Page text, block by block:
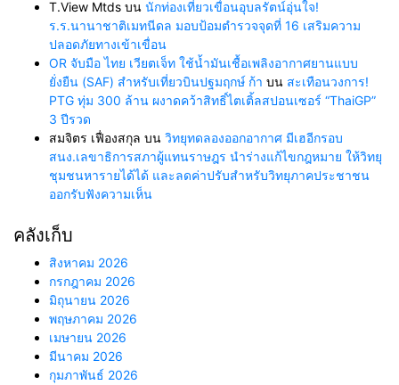
T.View Mtds บน นักท่องเที่ยวเขื่อนอุบลรัตน์อุ่นใจ!
ร.ร.นานาชาติเมทนีดล มอบป้อมตำรวจจุดที่ 16 เสริมความ
ปลอดภัยทางเข้าเขื่อน
OR จับมือ ไทย เวียตเจ็ท ใช้น้ำมันเชื้อเพลิงอากาศยานแบบ
ยั่งยืน (SAF) สำหรับเที่ยวบินปฐมฤกษ์ ก้า บน สะเทือนวงการ!
PTG ทุ่ม 300 ล้าน ผงาดคว้าสิทธิ์ไตเติ้ลสปอนเซอร์ “ThaiGP”
3 ปีรวด
สมจิตร เฟื่องสกุล บน วิทยุทดลองออกอากาศ มีเฮอีกรอบ
สนง.เลขาธิการสภาผู้แทนราษฎร นำร่างแก้ไขกฎหมาย ให้วิทยุ
ชุมชนหารายได้ได้ และลดค่าปรับสำหรับวิทยุภาคประชาชน
ออกรับฟังความเห็น
คลังเก็บ
สิงหาคม 2026
กรกฎาคม 2026
มิถุนายน 2026
พฤษภาคม 2026
เมษายน 2026
มีนาคม 2026
กุมภาพันธ์ 2026